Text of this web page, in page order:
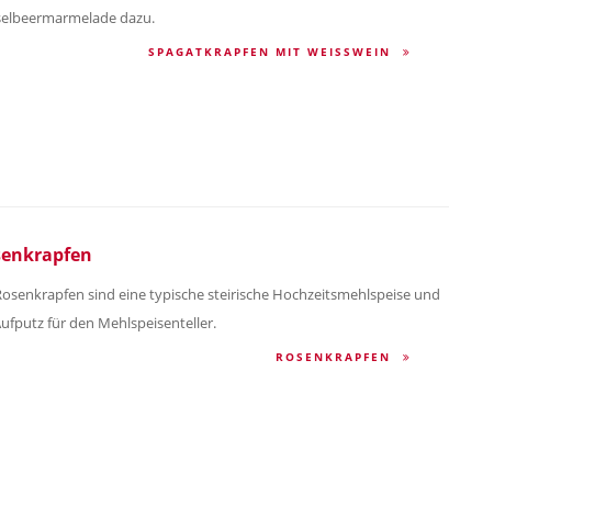
dazu.
SPAGATKRAPFEN MIT WEISSWEIN
sind eine typische steirische Hochzeitsmehlspeise und
für den Mehlspeisenteller.
ROSENKRAPFEN